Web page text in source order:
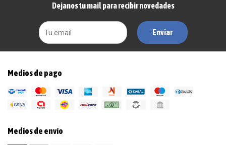
Dejanos tu mail para recibir novedades
Enviar
Medios de pago
Medios de envío